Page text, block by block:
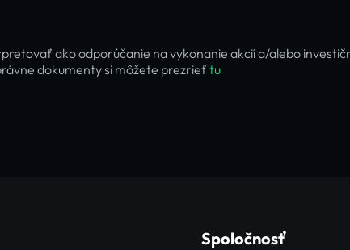
ako odporúčanie na vykonanie akcií a/alebo
dokumenty si môžete prezrieťtu
Spoločnosť